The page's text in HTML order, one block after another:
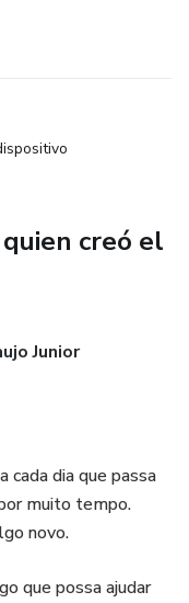
creó el
Junior
cada dia que passa
muito tempo.
novo.
que possa ajudar